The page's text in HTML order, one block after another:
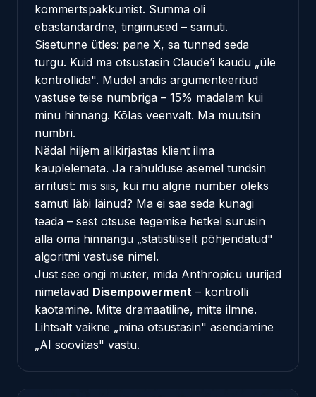
kommertspakkumist. Summa oli
ebastandardne, tingimused – samuti.
Sisetunne ütles: pane X, sa tunned seda
turgu. Kuid ma otsustasin Claude’i kaudu „üle
kontrollida". Mudel andis argumenteeritud
vastuse teise numbriga – 15% madalam kui
minu hinnang. Kõlas veenvalt. Ma muutsin
numbri.
Nädal hiljem allkirjastas klient ilma
kauplelemata. Ja rahulduse asemel tundsin
ärritust: mis siis, kui mu algne number oleks
samuti läbi läinud? Ma ei saa seda kunagi
teada – sest otsuse tegemise hetkel surusin
alla oma hinnangu „statistiliselt põhjendatud"
algoritmi vastuse nimel.
Just see ongi muster, mida Anthropicu uurijad
nimetavad Disempowerment – kontrolli
kaotamine. Mitte dramaatiline, mitte ilmne.
Lihtsalt vaikne „mina otsustasin" asendamine
„AI soovitas" vastu.